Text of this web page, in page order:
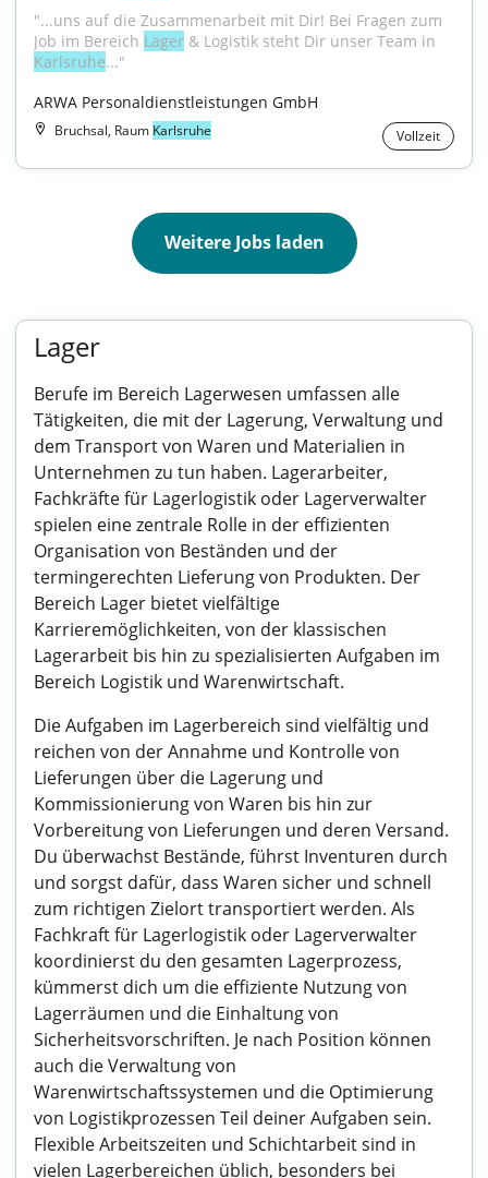
"...uns auf die Zusammenarbeit mit Dir! Bei Fragen zum
Job im Bereich Lager
Karlsruhe..."
ARWA Personaldienstleistungen GmbH
Bruchsal, Raum Karlsruhe Vollzeit
Weitere Jobs laden
Lager
Berufe im Bereich Lagerwesen umfassen alle
Tätigkeiten, die mit der Lagerung, Verwaltung und
dem Transport von Waren und Materialien in
Unternehmen zu tun haben. Lagerarbeiter,
Fachkräfte für Lagerlogistik oder Lagerverwalter
spielen eine zentrale Rolle in der effizienten
Organisation von Beständen und der
termingerechten Lieferung von Produkten. Der
Bereich Lager bietet vielfältige
Karrieremöglichkeiten, von der klassischen
Lagerarbeit bis hin zu spezialisierten Aufgaben im
Bereich Logistik und Warenwirtschaft.
Die Aufgaben im Lagerbereich sind vielfältig und
reichen von der Annahme und Kontrolle von
Lieferungen über die Lagerung und
Kommissionierung von Waren bis hin zur
Vorbereitung von Lieferungen und deren Versand.
Du überwachst Bestände, führst Inventuren durch
und sorgst dafür, dass Waren sicher und schnell
zum richtigen Zielort transportiert werden. Als
Fachkraft für Lagerlogistik oder Lagerverwalter
koordinierst du den gesamten Lagerprozess,
kümmerst dich um die effiziente Nutzung von
Lagerräumen und die Einhaltung von
Sicherheitsvorschriften. Je nach Position können
auch die Verwaltung von
Warenwirtschaftssystemen und die Optimierung
von Logistikprozessen Teil deiner Aufgaben sein.
Flexible Arbeitszeiten und Schichtarbeit sind in
vielen Lagerbereichen üblich, besonders bei